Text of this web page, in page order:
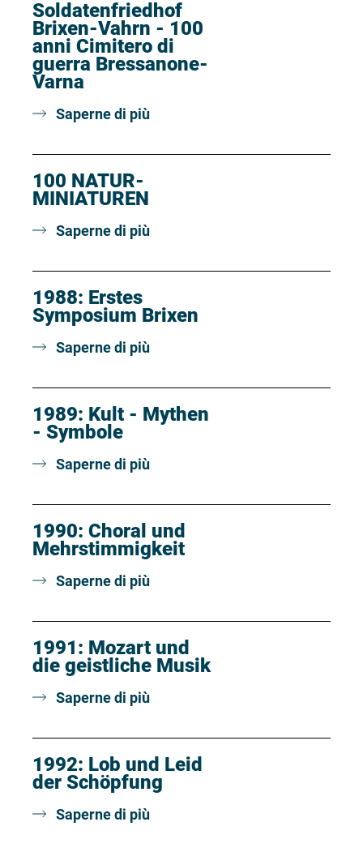
Soldatenfriedhof
Brixen-Vahrn - 100
anni Cimitero di
guerra Bressanone-
Varna
Saperne di più
100 NATUR-
MINIATUREN
Saperne di più
1988: Erstes
Symposium Brixen
Saperne di più
1989: Kult - Mythen
- Symbole
Saperne di più
1990: Choral und
Mehrstimmigkeit
Saperne di più
1991: Mozart und
die geistliche Musik
Saperne di più
1992: Lob und Leid
der Schöpfung
Saperne di più